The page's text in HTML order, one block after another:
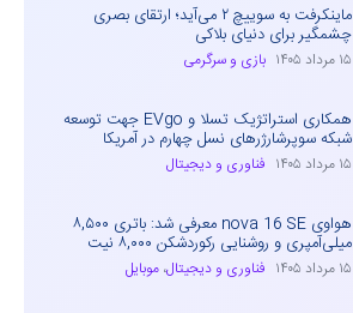
ماینکرفت به سوییچ ۲ می‌آید؛ ارتقای بصری
چشمگیر برای دنیای بلاکی
۱۵ مرداد ۱۴۰۵ بازی و سرگرمی
همکاری استراتژیک تسلا و EVgo جهت توسعه
شبکه سوپرشارژرهای نسل چهارم در آمریکا
۱۵ مرداد ۱۴۰۵ فناوری و دیجیتال
هواوی nova 16 SE معرفی شد: باتری ۸,۵۰۰
میلی‌آمپری و روشنایی رکوردشکن ۸,۰۰۰ نیت
۱۵ مرداد ۱۴۰۵ فناوری و دیجیتال، موبایل